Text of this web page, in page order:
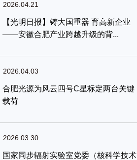
2026.04.21
【光明日报】铸大国重器 育高新企业
——安徽合肥产业跨越升级的背...
2026.04.03
合肥光源为风云四号C星标定两台关键
载荷
2026.03.30
国家同步辐射实验室党委（核科学技术